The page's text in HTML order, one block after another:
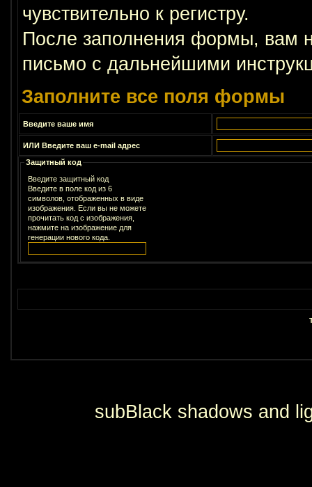
чувствительно к регистру.
После заполнения формы, вам
письмо с дальнейшими
Заполните все поля формы
Введите ваше имя
ИЛИ Введите ваш e-mail адрес
Защитный код
Введите защитный код
Введите в поле код из 6
символов, отображенных в виде
изображения. Если вы не можете
прочитать код с изображения,
нажмите на изображение для
генерации нового кода.
subBlack shadows and